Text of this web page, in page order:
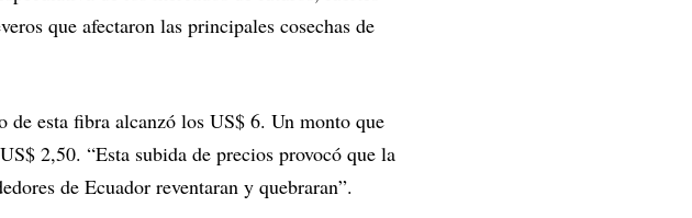
que afectaron las principales cosechas de
esta fibra alcanzó los US$ 6. Un monto que
2,50. “Esta subida de precios provocó que la
de Ecuador reventaran y quebraran”.